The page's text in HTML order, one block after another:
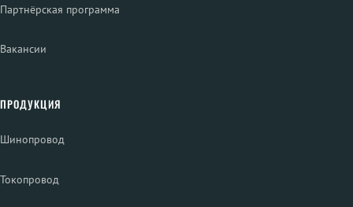
Партнёрская программа
Вакансии
ПРОДУКЦИЯ
Шинопровод
Токопровод